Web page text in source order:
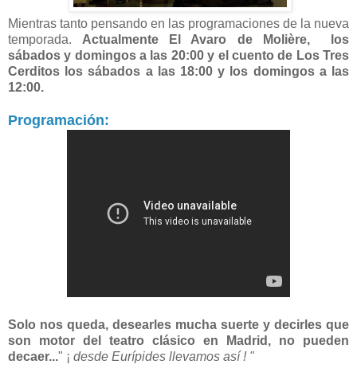
Mientras tanto pensando en las programaciones de la nueva
temporada. Actualmente El Avaro de Molière, los
sábados y domingos a las 20:00 y el cuento de Los Tres
Cerditos los sábados a las 18:00 y los domingos a las
12:00.
Programación:
Solo nos queda, desearles mucha suerte y decirles que
son motor del teatro clásico en Madrid, no pueden
decaer..." ¡ desde Eurípides llevamos así ! "